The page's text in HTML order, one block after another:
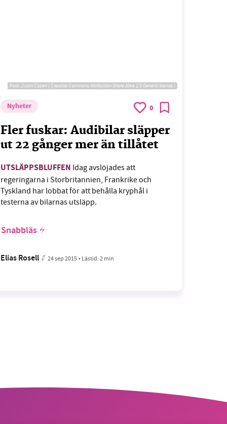
Foto: Justin Cozart ( Creative Commons Attribution-Share Alike 2.0 Generic license.)
Nyheter 0
Fler fuskar: Audibilar släpper
ut 22 gånger mer än tillåtet
UTSLÄPPSBLUFFEN Idag avslöjades att
regeringarna i Storbritannien, Frankrike och
Tyskland har lobbat för att behålla kryphål i
testerna av bilarnas utsläpp.
Snabbläs
Elias Rosell 24 sep 2015 • Lästid:2 min